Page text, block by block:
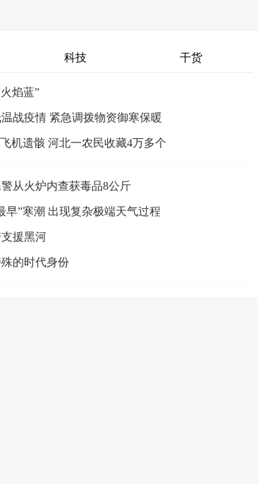
科技 干货
焰蓝”
战疫情 紧急调拨物资御寒保暖
机遗骸 河北一农民收藏4万多个
从火炉内查获毒品8公斤
早”寒潮 出现复杂极端天气过程
援黑河
的时代身份